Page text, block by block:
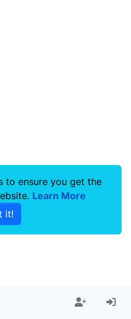
to ensure you get the
Learn More
it!